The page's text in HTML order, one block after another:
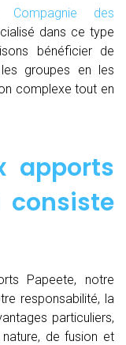
Compagnie des
dans ce type
bénéficier de
groupes en les
complexe tout en
apports
consiste
Papeete, notre
responsabilité, la
particuliers,
de fusion et